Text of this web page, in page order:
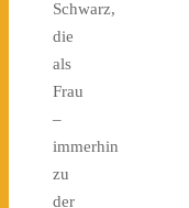
Schwarz,
die
als
Frau
–
immerhin
zu
der